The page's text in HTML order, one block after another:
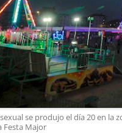
se produjo el día 20 en la
Festa Major